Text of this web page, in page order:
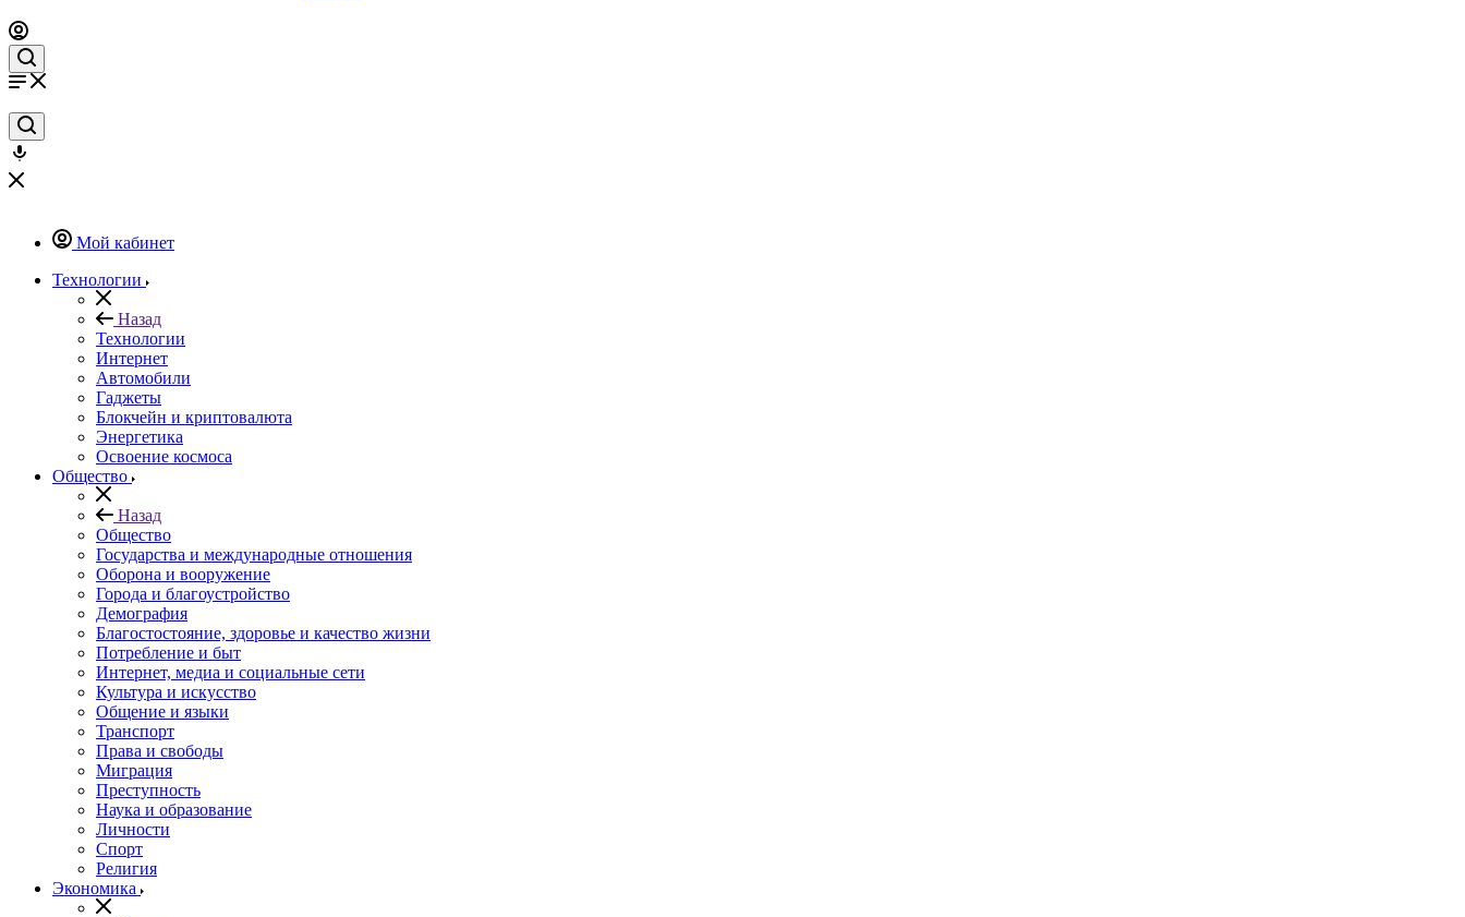
Мой кабинет
Технологии
Назад
Технологии
Интернет
Автомобили
Гаджеты
Блокчейн и криптовалюта
Энергетика
Освоение космоса
Общество
Назад
Общество
Государства и международные отношения
Оборона и вооружение
Города и благоустройство
Демография
Благостостояние, здоровье и качество жизни
Потребление и быт
Интернет, медиа и социальные сети
Культура и искусство
Общение и языки
Транспорт
Права и свободы
Миграция
Преступность
Наука и образование
Личности
Спорт
Религия
Экономика